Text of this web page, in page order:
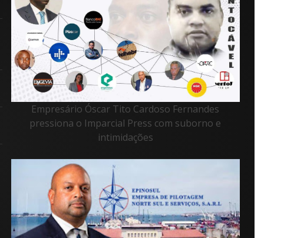
Empresário Óscar Tito Cardoso Fernandes
pressiona o Imparcial Press com suborno e
intimidações